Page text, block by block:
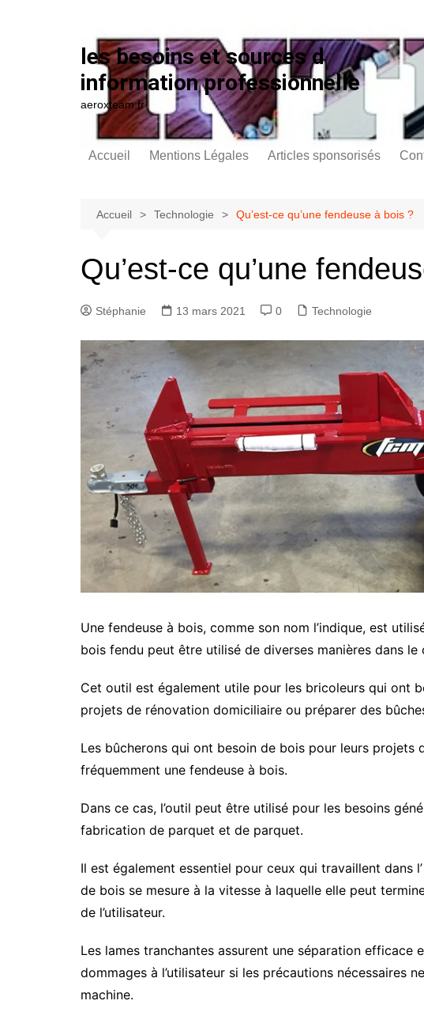
les besoins et sources d
information professionnelle
aeroxteam.fr
Accueil Mentions Légales Articles sponsorisés
Accueil Technologie Qu’est-ce qu’une fendeuse à bois ?
Qu’est-ce qu’une
Stéphanie 13 mars 2021 0 Technologie
Une fendeuse à bois, comme son nom l’indique, est
bois fendu peut être utilisé de diverses manières dans
Cet outil est également utile pour les bricoleurs qui ont
projets de rénovation domiciliaire ou préparer des
Les bûcherons qui ont besoin de bois pour leurs projets
fréquemment une fendeuse à bois.
Dans ce cas, l’outil peut être utilisé pour les besoins
fabrication de parquet et de parquet.
Il est également essentiel pour ceux qui travaillent dans
de bois se mesure à la vitesse à laquelle elle peut
de l’utilisateur.
Les lames tranchantes assurent une séparation efficace
dommages à l’utilisateur si les précautions nécessaires
machine.